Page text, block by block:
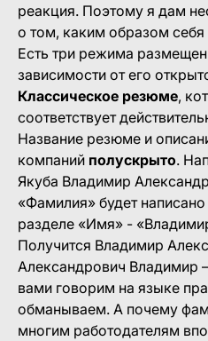
реакция. Поэтому я дам
о том, каким образом себя
Есть три режима
зависимости от его
Классическое резюме,
соответствует
Название резюме и
компаний полускрыто.
Якуба Владимир
«Фамилия» будет
разделе «Имя» -
Получится Владимир
Александрович Владимир
вами говорим на языке
обманываем. А почему
многим работодателям